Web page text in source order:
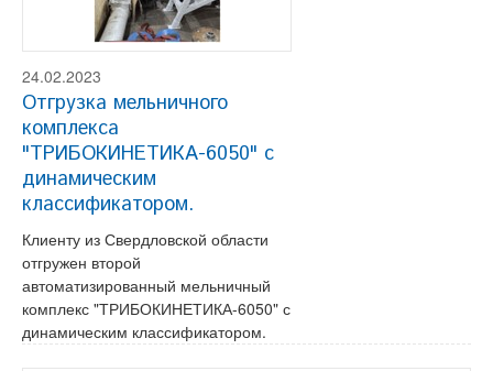
24.02.2023
Отгрузка мельничного
комплекса
"ТРИБОКИНЕТИКА-6050" с
динамическим
классификатором.
Клиенту из Свердловской области
отгружен второй
автоматизированный мельничный
комплекс "ТРИБОКИНЕТИКА-6050" с
динамическим классификатором.